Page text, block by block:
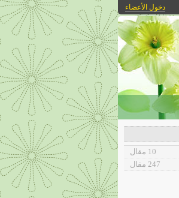
دخول الأعضاء
10 مقال
247 مقال